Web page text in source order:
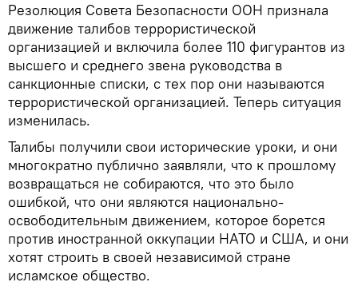
Резолюция Совета Безопасности ООН признала
движение талибов террористической
организацией и включила более 110 фигурантов из
высшего и среднего звена руководства в
санкционные списки, с тех пор они называются
террористической организацией. Теперь ситуация
изменилась.
Талибы получили свои исторические уроки, и они
многократно публично заявляли, что к прошлому
возвращаться не собираются, что это было
ошибкой, что они являются национально-
освободительным движением, которое борется
против иностранной оккупации НАТО и США, и они
хотят строить в своей независимой стране
исламское общество.